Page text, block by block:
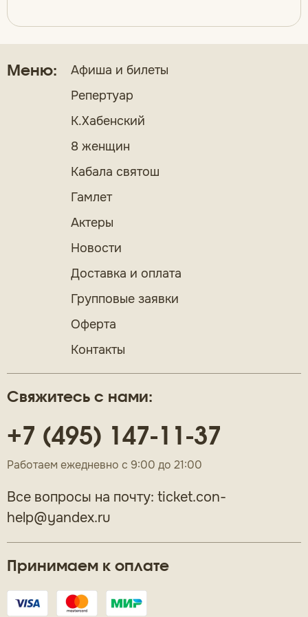
Принимаем к оплате
Свяжитесь с нами:
+7 (495) 147-11-37
Работаем ежедневно с 9:00 до 21:00
Все вопросы на почту: ticket.con-
help@yandex.ru
Меню:
Афиша и билеты
Репертуар
К.Хабенский
8 женщин
Кабала святош
Гамлет
Актеры
Новости
Доставка и оплата
Групповые заявки
Оферта
Контакты